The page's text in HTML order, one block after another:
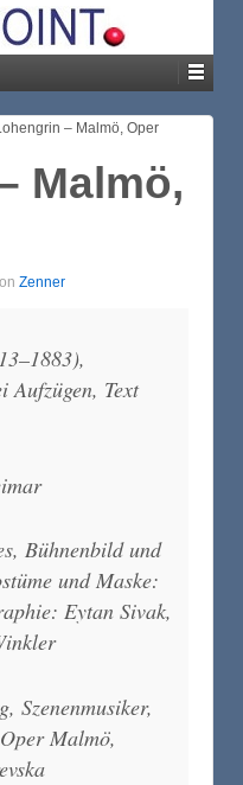
– Malmö, Oper
Malmö,
Zenner
Aufzügen, Text
Bühnenbild und
und Maske:
Eytan Sivak,
Szenenmusiker,
Malmö,